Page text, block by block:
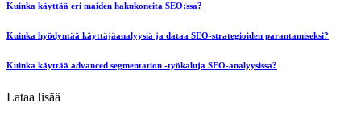
Kuinka käyttää eri maiden hakukoneita SEO:ssa?
Kuinka hyödyntää käyttäjäanalyysiä ja dataa SEO-strategioiden parantamiseksi?
Kuinka käyttää advanced segmentation -työkaluja SEO-analyysissa?
Lataa lisää